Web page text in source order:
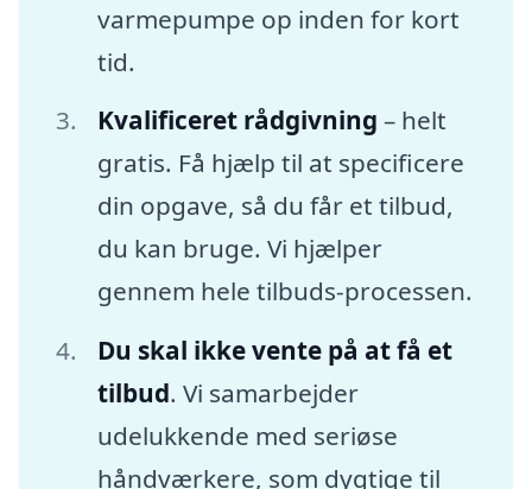
varmepumpe op inden for kort
tid.
Kvalificeret rådgivning – helt
gratis. Få hjælp til at specificere
din opgave, så du får et tilbud,
du kan bruge. Vi hjælper
gennem hele tilbuds-processen.
Du skal ikke vente på at få et
tilbud. Vi samarbejder
udelukkende med seriøse
håndværkere, som dygtige til